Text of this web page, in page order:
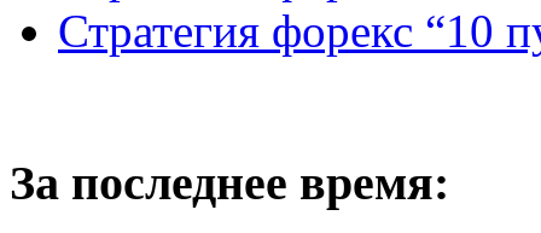
Стратегия форекс “10
За последнее время: